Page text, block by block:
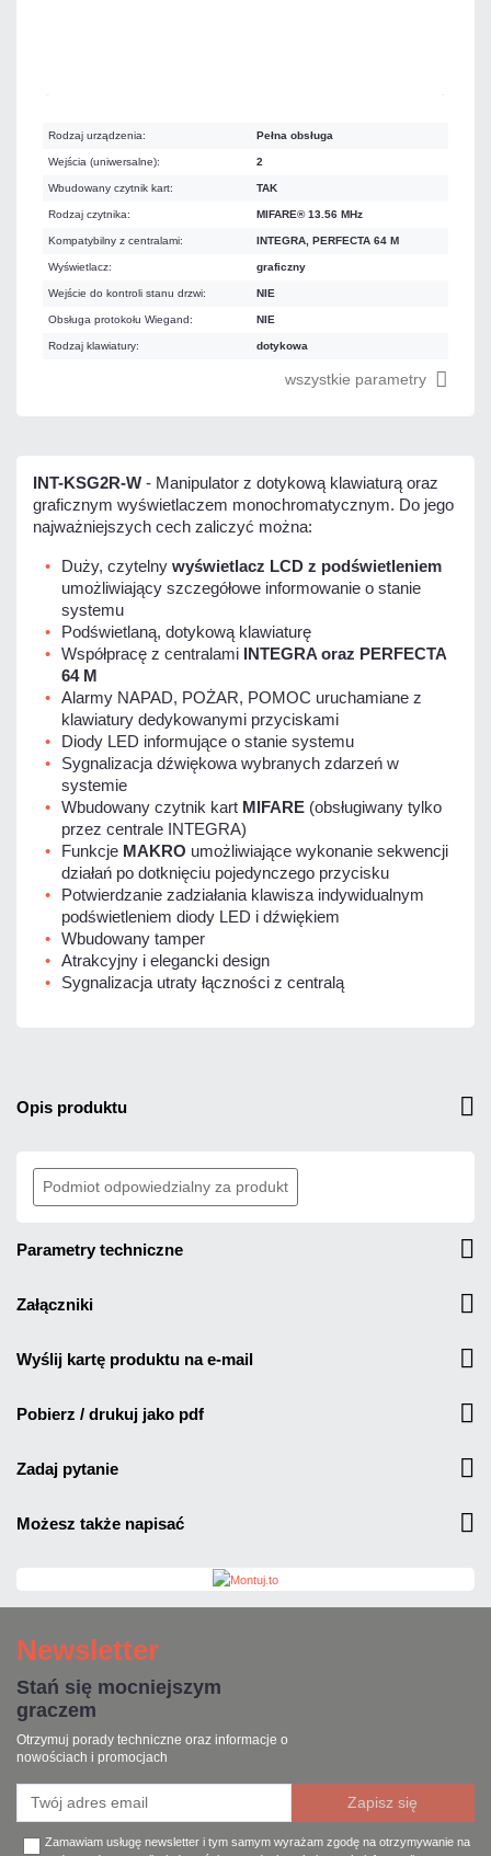
Rodzaj urządzenia: Pełna obsługa
Wejścia (uniwersalne): 2
Wbudowany czytnik kart: TAK
Rodzaj czytnika: MIFARE® 13.56 MHz
Kompatybilny z centralami: INTEGRA, PERFECTA 64 M
Wyświetlacz: graficzny
Wejście do kontroli stanu drzwi: NIE
Obsługa protokołu Wiegand: NIE
Rodzaj klawiatury: dotykowa
wszystkie parametry
INT-KSG2R-W - Manipulator z dotykową klawiaturą oraz
graficznym wyświetlaczem monochromatycznym. Do jego
najważniejszych cech zaliczyć można:
Duży, czytelny wyświetlacz LCD z podświetleniem
umożliwiający szczegółowe informowanie o stanie
systemu
Podświetlaną, dotykową klawiaturę
Współpracę z centralami INTEGRA oraz PERFECTA
64 M
Alarmy NAPAD, POŻAR, POMOC uruchamiane z
klawiatury dedykowanymi przyciskami
Diody LED informujące o stanie systemu
Sygnalizacja dźwiękowa wybranych zdarzeń w
systemie
Wbudowany czytnik kart MIFARE (obsługiwany tylko
przez centrale INTEGRA)
Funkcje MAKRO umożliwiające wykonanie sekwencji
działań po dotknięciu pojedynczego przycisku
Potwierdzanie zadziałania klawisza indywidualnym
podświetleniem diody LED i dźwiękiem
Wbudowany tamper
Atrakcyjny i elegancki design
Sygnalizacja utraty łączności z centralą
opis produktu
Podmiot odpowiedzialny za produkt
parametry techniczne
załączniki
wyślij kartę produktu na e-mail
pobierz / drukuj jako pdf
zadaj pytanie
możesz także napisać
Newsletter
Stań się mocniejszym
graczem
Otrzymuj porady techniczne oraz informacje o
nowościach i promocjach
Zamawiam usługę newsletter i tym samym wyrażam zgodę na otrzymywanie na